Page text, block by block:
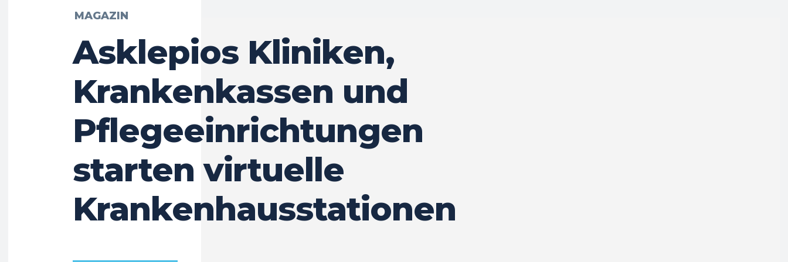
MAGAZIN
Asklepios Kliniken,
Krankenkassen und
Pflegeeinrichtungen
starten virtuelle
Krankenhausstationen